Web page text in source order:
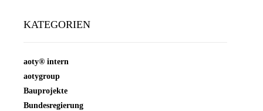
KATEGORIEN
aoty® intern
aotygroup
Bauprojekte
Bundesregierung